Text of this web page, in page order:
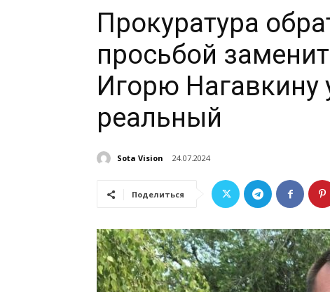
Прокуратура
просьбой
Игорю Нагавкину
реальный
Sota Vision 24.07.2024
Поделиться